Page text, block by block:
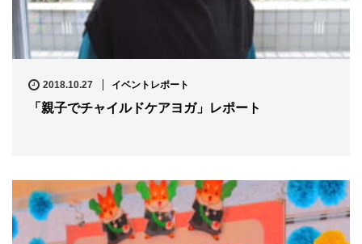
2018.10.27 イベントレポート
「親子でチャイルドケアヨガ」レポート